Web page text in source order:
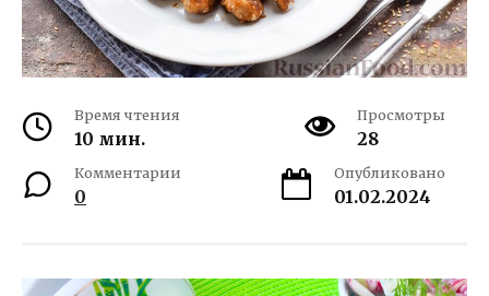
Время чтения
10 мин.
Просмотры
28
Комментарии
0
Опубликовано
01.02.2024